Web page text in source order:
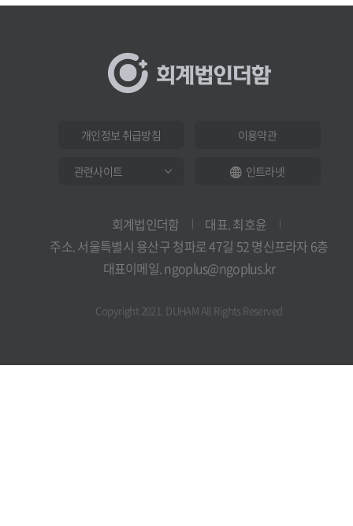
개인정보 취급방침 이용약관
인트라넷
회계법인더함
대표. 최호윤
주소. 서울특별시 용산구 청파로 47길 52 명신프라자 6층
대표이메일. ngoplus@ngoplus.kr
Copyright 2021. DUHAM All Rights Reserved